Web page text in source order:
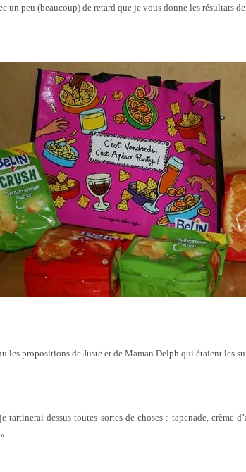
un peu (beaucoup) de retard que je vous donne les résultats
les propositions de Juste et de Maman Delph qui étaient les
tartinerai dessus toutes sortes de choses : tapenade, crème